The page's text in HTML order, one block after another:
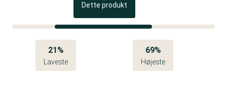
Dette produkt
21%
Laveste
69%
Højeste